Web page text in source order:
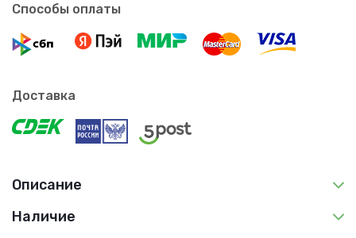
Способы оплаты
Доставка
Описание
Наличие